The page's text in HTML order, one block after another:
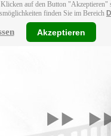
auf den Button
finden Sie im Bereich
Akzeptieren